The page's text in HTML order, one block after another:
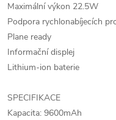
Maximální výkon 22.5W
Podpora rychlonabíjecích
Plane ready
Informační displej
Lithium-ion baterie
SPECIFIKACE
Kapacita: 9600mAh